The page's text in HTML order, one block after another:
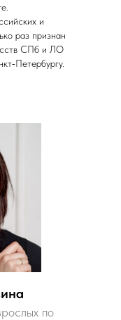
и
раз признан
СПб и ЛО
по